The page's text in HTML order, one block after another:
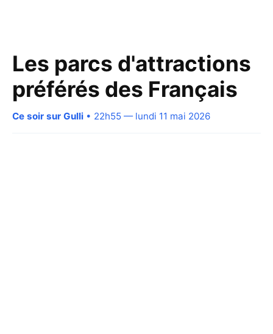
Les parcs d'attractions
préférés des Français
Ce soir sur Gulli • 22h55 — lundi 11 mai 2026